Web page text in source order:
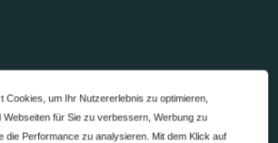
Cookies, um Ihr Nutzererlebnis zu optimieren,
Webseiten für Sie zu verbessern, Werbung zu
die Performance zu analysieren. Mit dem Klick auf